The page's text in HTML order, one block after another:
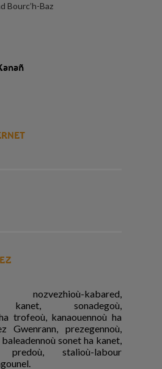
Bourc’h-Baz
kabared,
kanet, sonadegoù,
trofeoù, kanaouennoù ha
Gwenrann, prezegennoù,
sonet ha kanet,
stalioù-labour